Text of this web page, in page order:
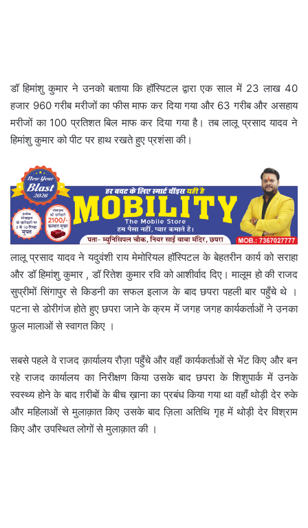
डॉ हिमांशु कुमार ने उनको बताया कि हॉस्पिटल द्वारा एक साल में 23 लाख 40
हजार 960 गरीब मरीजों का फीस माफ कर दिया गया और 63 गरीब और असहाय
मरीजों का 100 प्रतिशत बिल माफ कर दिया गया है। तब लालू प्रसाद यादव ने
हिमांशु कुमार को पीट पर हाथ रखते हुए प्रशंसा की।
लालू प्रसाद यादव ने यदुवंशी राय मेमोरियल हॉस्पिटल के बेहतरीन कार्य को सराहा
और डॉ हिमांशु कुमार , डॉ रितेश कुमार रवि को आशीर्वाद दिए। मालूम हो की राजद
सुप्रीमों सिंगापुर से किडनी का सफल इलाज के बाद छपरा पहली बार पहुँचे थे ।
पटना से डोरीगंज होते हुए छपरा जाने के क्रम में जगह जगह कार्यकर्ताओं ने उनका
फ़ुल मालाओं से स्वागत किए ।
सबसे पहले वे राजद क़ार्यालय रौज़ा पहुँचे और वहाँ कार्यकर्ताओं से भेंट किए और बन
रहे राजद कार्यालय का निरीक्षण किया उसके बाद छपरा के शिशुपार्क में उनके
स्वस्थ्य होने के बाद ग़रीबों के बीच ख़ाना का प्रबंध किया गया था वहाँ थोड़ी देर रुके
और महिलाओं से मुलाक़ात किए उसके बाद ज़िला अतिथि गृह में थोड़ी देर विश्राम
किए और उपस्थित लोगों से मुलाक़ात की ।